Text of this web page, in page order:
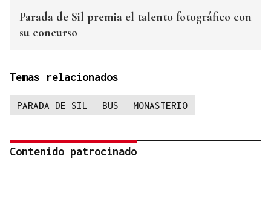
Parada de Sil premia el talento fotográfico con
su concurso
Temas relacionados
PARADA DE SIL BUS MONASTERIO
Contenido patrocinado